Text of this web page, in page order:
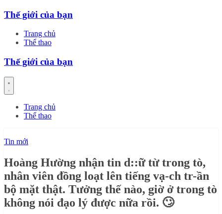
Skip
content
Thế giới của bạn
Trang chủ
Thể thao
Thế giới của bạn
Trang chủ
Thể thao
Tin mới
Hoàng Hường nhận tin d::ữ từ trong tò,
nhân viên đồng loạt lên tiếng vạ-ch tr-ần
bộ mặt thật. Tưởng thế nào, giờ ở trong tò
không nói đạo lý được nữa rồi. 🙄